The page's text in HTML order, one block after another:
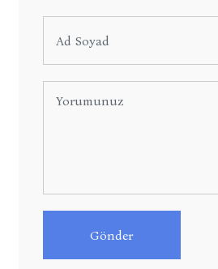
Gönder